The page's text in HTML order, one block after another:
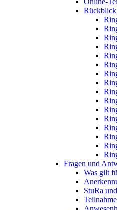
Rückblick
Fragen und
Was gilt
StuRa